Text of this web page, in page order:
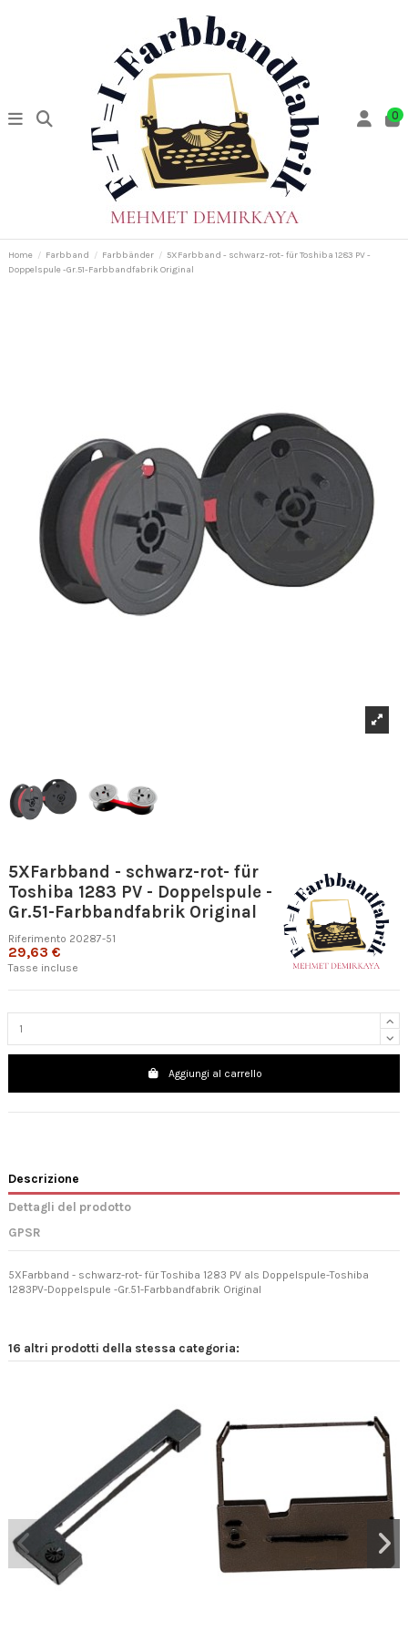
0
Home Farbband Farbbänder
5XFarbband - schwarz-rot- für Toshiba 1283 PV -
Doppelspule -Gr.51-Farbbandfabrik Original
5XFarbband - schwarz-rot- für
Toshiba 1283 PV - Doppelspule -
Gr.51-Farbbandfabrik Original
Riferimento 20287-51
29,63 €
Tasse incluse
Aggiungi al carrello
Descrizione
Dettagli del prodotto
GPSR
5XFarbband - schwarz-rot- für Toshiba 1283 PV als Doppelspule-Toshiba
1283PV-Doppelspule -Gr.51-Farbbandfabrik Original
16 altri prodotti della stessa categoria: